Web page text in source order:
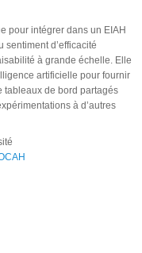
pour intégrer dans un EIAH
sentiment d’efficacité
à grande échelle. Elle
artificielle pour fournir
tableaux de bord partagés
à d’autres